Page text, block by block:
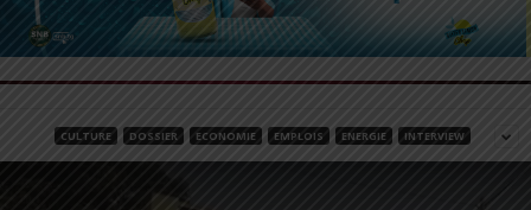
CULTURE DOSSIER ECONOMIE EMPLOIS ENERGIE INTERVIEW